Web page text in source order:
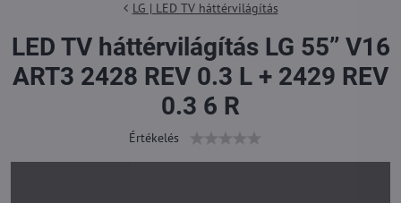
LG | LED TV háttérvilágítás
LED TV háttérvilágítás LG 55’’ V16
ART3 2428 REV 0.3 L + 2429 REV
0.3 6 R
Értékelés